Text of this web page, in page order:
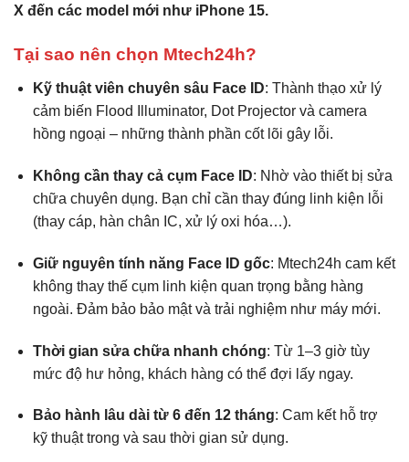
X đến các model mới như iPhone 15.
Tại sao nên chọn Mtech24h?
Kỹ thuật viên chuyên sâu Face ID: Thành thạo xử lý
cảm biến Flood Illuminator, Dot Projector và camera
hồng ngoại – những thành phần cốt lõi gây lỗi.
Không cần thay cả cụm Face ID: Nhờ vào thiết bị sửa
chữa chuyên dụng. Bạn chỉ cần thay đúng linh kiện lỗi
(thay cáp, hàn chân IC, xử lý oxi hóa…).
Giữ nguyên tính năng Face ID gốc: Mtech24h cam kết
không thay thế cụm linh kiện quan trọng bằng hàng
ngoài. Đảm bảo bảo mật và trải nghiệm như máy mới.
Thời gian sửa chữa nhanh chóng: Từ 1–3 giờ tùy
mức độ hư hỏng, khách hàng có thể đợi lấy ngay.
Bảo hành lâu dài từ 6 đến 12 tháng: Cam kết hỗ trợ
kỹ thuật trong và sau thời gian sử dụng.